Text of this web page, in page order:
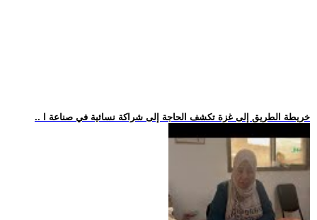
.. خريطة الطريق إلى غزة تكشف الحاجة إلى شراكة نسائية في صناعة ا